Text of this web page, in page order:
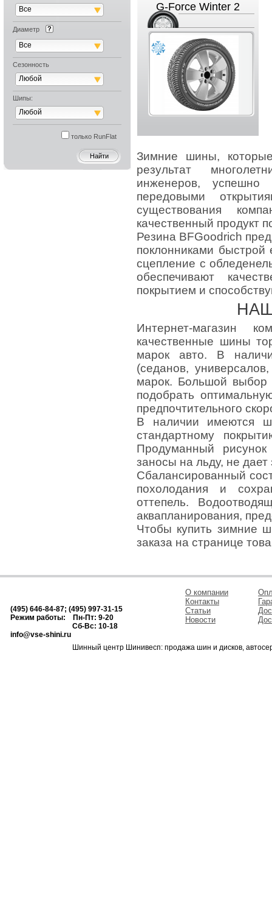
Все
Диаметр
Все
Сезонность
Любой
Шипы:
Любой
только RunFlat
G-Force Winter 2
Зимние шины,
результат
инженеров, успешно
передовыми
существования
качественный продукт
Резина BFGoodrich
поклонниками
сцепление с
обеспечивают
покрытием и
Интернет-магазин
качественные шины
марок авто. В
(седанов,
марок. Большой выбор
подобрать
предпочтительного
В наличии имеются
стандартному
Продуманный
заносы на льду, не дает
Сбалансированный
похолодания и
оттепель.
аквапланирования,
Чтобы купить зимние
заказа на странице
(495) 646-84-87; (495) 997-31-15
Режим работы: Пн-Пт: 9-20
Сб-Вс: 10-18
info@vse-shini.ru
О компании
Контакты
Статьи
Новости
Шинный центр Шинивесп: продажа шин и дисков,